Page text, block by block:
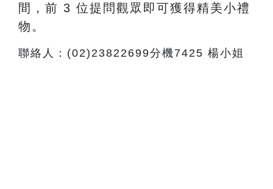
間，前 3 位提問觀眾即可獲得精美小禮
物。
聯絡人：(02)23822699分機7425 楊小姐